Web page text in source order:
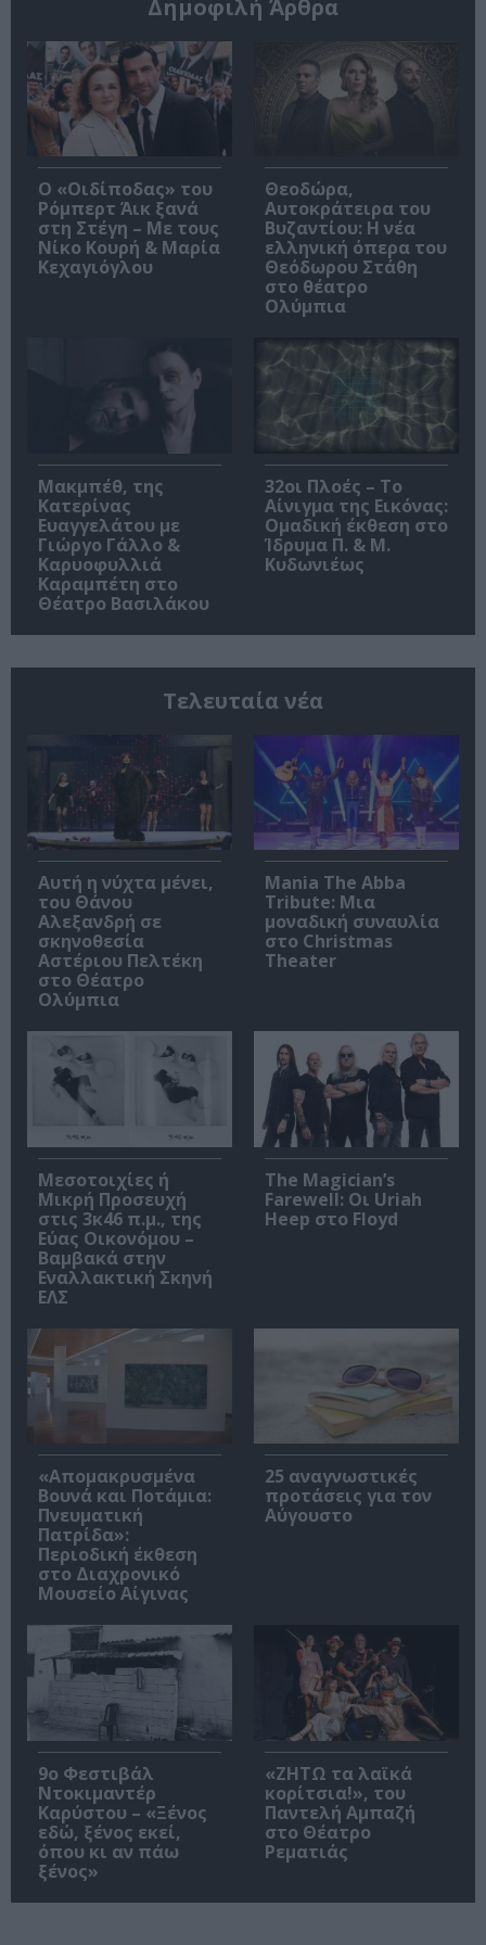
Δημοφιλή Άρθρα
O «Οιδίποδας» του
Ρόμπερτ Άικ ξανά
στη Στέγη – Με τους
Νίκο Κουρή & Μαρία
Κεχαγιόγλου
Θεοδώρα,
Αυτοκράτειρα του
Βυζαντίου: Η νέα
ελληνική όπερα του
Θεόδωρου Στάθη
στο θέατρο
Ολύμπια
Μακμπέθ, της
Κατερίνας
Ευαγγελάτου με
Γιώργο Γάλλο &
Καρυοφυλλιά
Καραμπέτη στο
Θέατρο Βασιλάκου
32οι Πλοές – Το
Αίνιγμα της Εικόνας:
Ομαδική έκθεση στο
Ίδρυμα Π. & Μ.
Κυδωνιέως
Τελευταία νέα
Αυτή η νύχτα μένει,
του Θάνου
Αλεξανδρή σε
σκηνοθεσία
Αστέριου Πελτέκη
στο Θέατρο
Ολύμπια
Mania The Abba
Tribute: Μια
μοναδική συναυλία
στο Christmas
Theater
Μεσοτοιχίες ή
Μικρή Προσευχή
στις 3κ46 π.μ., της
Εύας Οικονόμου –
Βαμβακά στην
Εναλλακτική Σκηνή
ΕΛΣ
The Magician’s
Farewell: Οι Uriah
Heep στο Floyd
«Απομακρυσμένα
Βουνά και Ποτάμια:
Πνευματική
Πατρίδα»:
Περιοδική έκθεση
στο Διαχρονικό
Μουσείο Αίγινας
25 αναγνωστικές
προτάσεις για τον
Αύγουστο
9ο Φεστιβάλ
Ντοκιμαντέρ
Καρύστου – «Ξένος
εδώ, ξένος εκεί,
όπου κι αν πάω
ξένος»
«ΖΗΤΩ τα λαϊκά
κορίτσια!», του
Παντελή Αμπαζή
στο Θέατρο
Ρεματιάς